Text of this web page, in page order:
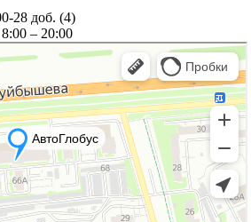
28 доб. (4)
– 20:00